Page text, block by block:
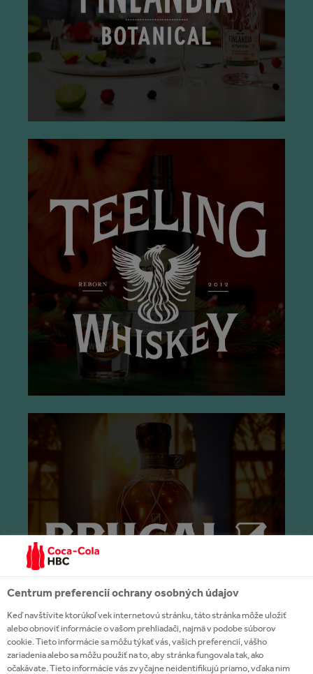
Centrum preferencií ochrany osobných údajov
Keď navštívite ktorúkoľvek internetovú stránku, táto stránka môže uložiť
alebo obnoviť informácie o vašom prehliadači, najmä v podobe súborov
cookie. Tieto informácie sa môžu týkať vás, vašich preferencií, vášho
zariadenia alebo sa môžu použiť na to, aby stránka fungovala tak, ako
očakávate. Tieto informácie vás zvyčajne neidentifikujú priamo, vďaka nim